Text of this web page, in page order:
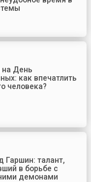
на День
как впечатлить
человека?
Гаршин: талант,
в борьбе с
демонами